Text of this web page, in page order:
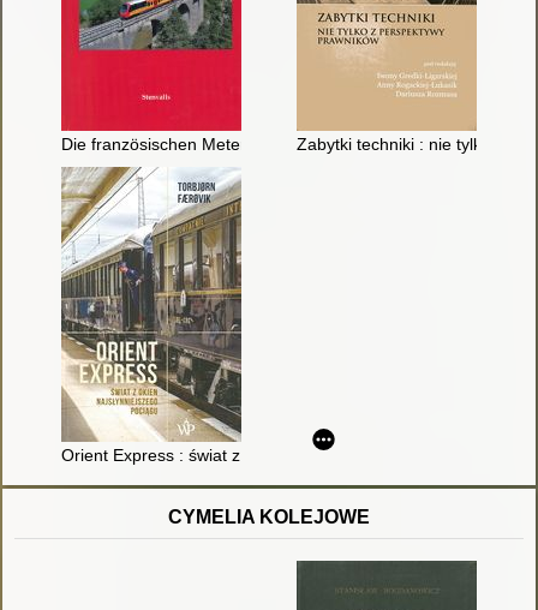
Die französischen Meterspurbahnen des regulären
Zabytki techniki : nie tylko z
Orient Express : świat z okien najsłynniejszego pociągu
CYMELIA KOLEJOWE